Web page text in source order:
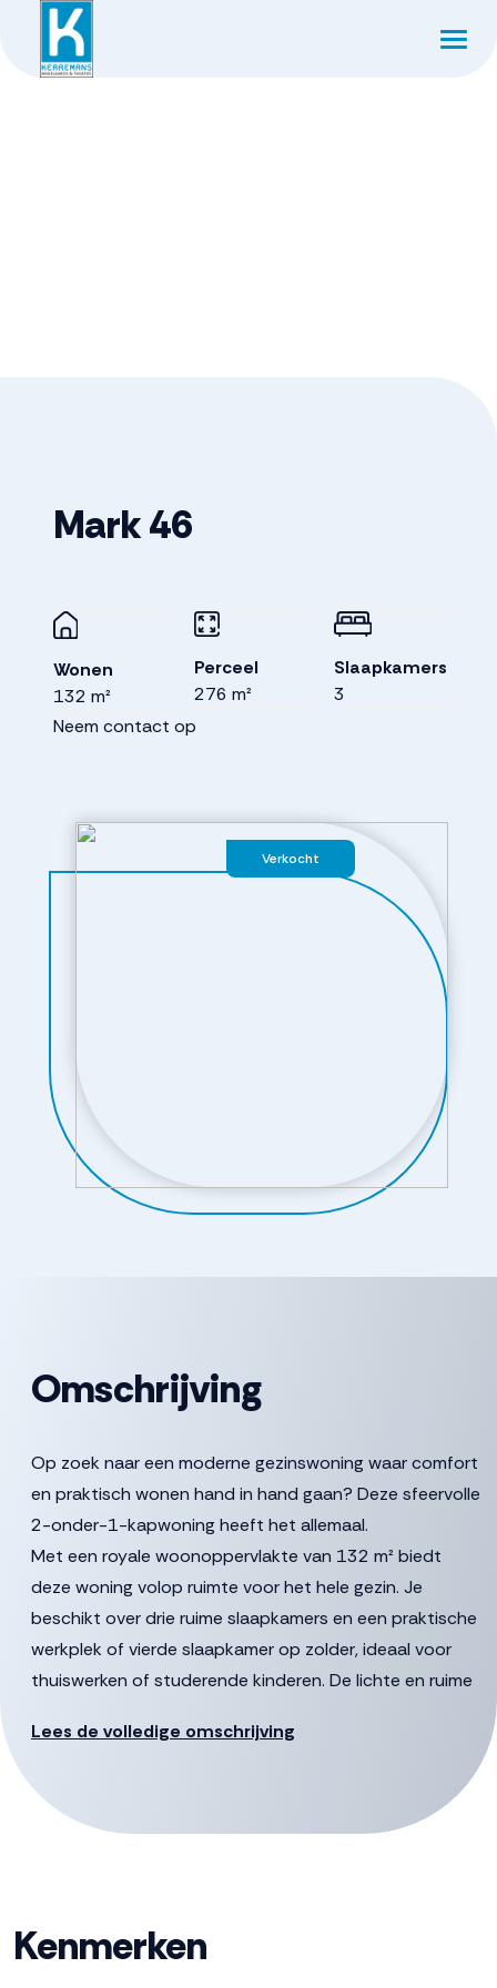
Verkocht
Mark46
Wonen
132 m²
Perceel
276 m²
Slaapkamers
3
Neem contact op
Omschrijving
Op zoek naar een moderne gezinswoning waar comfort
en praktisch wonen hand in hand gaan? Deze sfeervolle
2-onder-1-kapwoning heeft het allemaal.
Met een royale woonoppervlakte van 132 m² biedt
deze woning volop ruimte voor het hele gezin. Je
beschikt over drie ruime slaapkamers en een praktische
werkplek of vierde slaapkamer op zolder, ideaal voor
thuiswerken of studerende kinderen. De lichte en ruime
huis, terwijl de onderhoudsarme tuin zorgt voor
De ruime bijkeuken en de garage maken het geheel
compleet en bieden extra bergruimte en gemak in het
volop speelmogelijkheden. Het winkelcentrum en
gezondheidscentrum liggen op loopafstand en voor
Lees de volledige omschrijving
Kenmerken